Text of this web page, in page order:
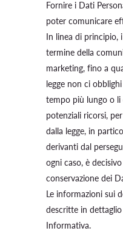
Fornire i Dati
poter comunicare
In linea di
termine della
marketing, fino a
legge non ci
tempo più lungo o li
potenziali ricorsi,
dalla legge, in
derivanti dal
ogni caso, è
conservazione dei
Le informazioni sui
descritte in
Informativa.